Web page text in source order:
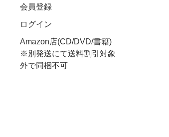
会員登録
ログイン
Amazon店(CD/DVD/書籍)
※別発送にて送料割引対象
外で同梱不可